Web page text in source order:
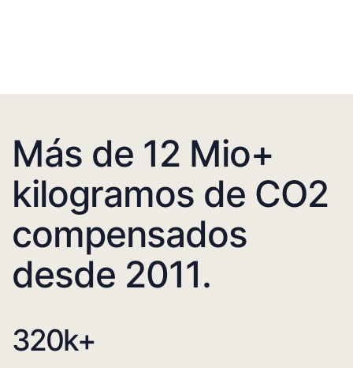
Más de 12 Mio+
kilogramos de CO2
compensados
desde 2011.
320k+